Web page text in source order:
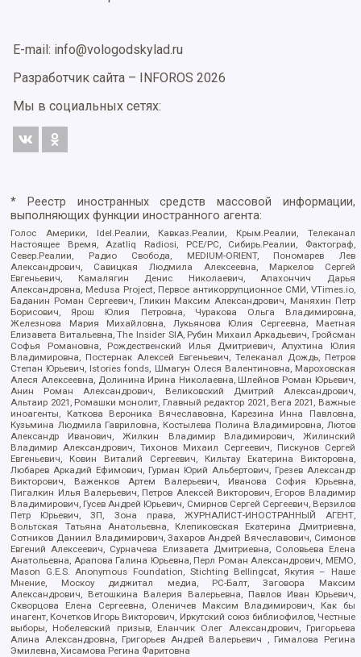
E-mail: info@vologodskylad.ru
Разработчик сайта – INFOROS 2026
Мы в социальных сетях:
* Реестр иностранных средств массовой информации,
выполняющих функции иностранного агента:
Голос Америки, Idel.Реалии, Кавказ.Реалии, Крым.Реалии, Телеканал
Настоящее Время, Azatliq Radiosi, PCE/PC, Сибирь.Реалии, Фактограф,
Север.Реалии, Радио Свобода, MEDIUM-ORIENT, Пономарев Лев
Александрович, Савицкая Людмила Алексеевна, Маркелов Сергей
Евгеньевич, Камалягин Денис Николаевич, Апахончич Дарья
Александровна, Medusa Project, Первое антикоррупционное СМИ, VTimes.io,
Баданин Роман Сергеевич, Гликин Максим Александрович, Маняхин Петр
Борисович, Ярош Юлия Петровна, Чуракова Ольга Владимировна,
Железнова Мария Михайловна, Лукьянова Юлия Сергеевна, Маетная
Елизавета Витальевна, The Insider SIA, Рубин Михаил Аркадьевич, Гройсман
Софья Романовна, Рождественский Илья Дмитриевич, Апухтина Юлия
Владимировна, Постернак Алексей Евгеньевич, Телеканал Дождь, Петров
Степан Юрьевич, Istories fonds, Шмагун Олеся Валентиновна, Мароховская
Алеся Алексеевна, Долинина Ирина Николаевна, Шлейнов Роман Юрьевич,
Анин Роман Александрович, Великовский Дмитрий Александрович,
Альтаир 2021, Ромашки монолит, Главный редактор 2021, Вега 2021, Важные
иноагенты, Каткова Вероника Вячеславовна, Карезина Инна Павловна,
Кузьмина Людмила Гавриловна, Костылева Полина Владимировна, Лютов
Александр Иванович, Жилкин Владимир Владимирович, Жилинский
Владимир Александрович, Тихонов Михаил Сергеевич, Пискунов Сергей
Евгеньевич, Ковин Виталий Сергеевич, Кильтау Екатерина Викторовна,
Любарев Аркадий Ефимович, Гурман Юрий Альбертович, Грезев Александр
Викторович, Важенков Артем Валерьевич, Иванова София Юрьевна,
Пигалкин Илья Валерьевич, Петров Алексей Викторович, Егоров Владимир
Владимирович, Гусев Андрей Юрьевич, Смирнов Сергей Сергеевич, Верзилов
Петр Юрьевич, ЗП, Зона права, ЖУРНАЛИСТ-ИНОСТРАННЫЙ АГЕНТ,
Вольтская Татьяна Анатольевна, Клепиковская Екатерина Дмитриевна,
Сотников Даниил Владимирович, Захаров Андрей Вячеславович, Симонов
Евгений Алексеевич, Сурначева Елизавета Дмитриевна, Соловьева Елена
Анатольевна, Арапова Галина Юрьевна, Перл Роман Александрович, МЕМО,
Mason G.E.S. Anonymous Foundation, Stichting Bellingcat, Якутия – Наше
Мнение, Москоу диджитал медиа, РС-Балт, Заговора Максим
Александрович, Ветошкина Валерия Валерьевна, Павлов Иван Юрьевич,
Скворцова Елена Сергеевна, Оленичев Максим Владимирович, Как бы
инагент, Кочетков Игорь Викторович, Иркутский союз библиофилов, Честные
выборы, Нобелевский призыв, Еланчик Олег Александрович, Григорьева
Алина Александровна, Григорьев Андрей Валерьевич , Гималова Регина
Эмилевна, Хисамова Регина Фаритовна